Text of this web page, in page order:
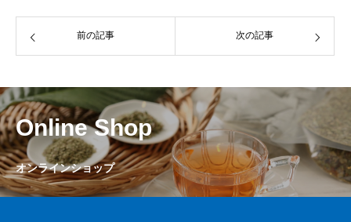
前の記事 次の記事
Online Shop
オンラインショップ